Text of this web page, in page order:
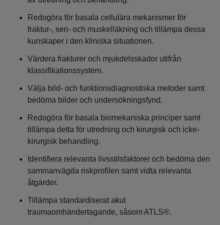
Redogöra för basala cellulära mekanismer för
fraktur-, sen- och muskelläkning och tillämpa dessa
kunskaper i den kliniska situationen.
Värdera frakturer och mjukdelsskador utifrån
klassifikationssystem.
Välja bild- och funktionsdiagnostiska metoder samt
bedöma bilder och undersökningsfynd.
Redogöra för basala biomekaniska principer samt
tillämpa detta för utredning och kirurgisk och icke-
kirurgisk behandling.
Identifiera relevanta livsstilsfaktorer och bedöma den
sammanvägda riskprofilen samt vidta relevanta
åtgärder.
Tillämpa standardiserat akut
traumaomhändertagande, såsom ATLS®.